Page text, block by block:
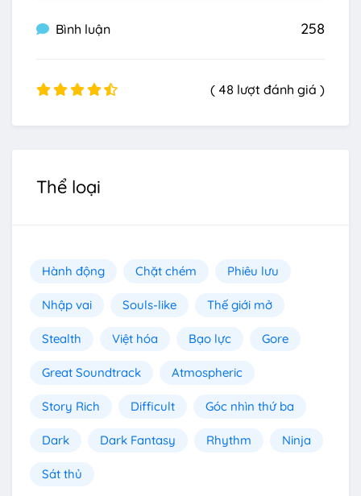
Bình luận 258
( 48 lượt đánh giá )
Thể loại
Hành động Chặt chém Phiêu lưu
Nhập vai Souls-like Thế giới mở
Stealth Việt hóa Bạo lực Gore
Great Soundtrack Atmospheric
Story Rich Difficult Góc nhìn thứ ba
Dark Dark Fantasy Rhythm Ninja
Sát thủ